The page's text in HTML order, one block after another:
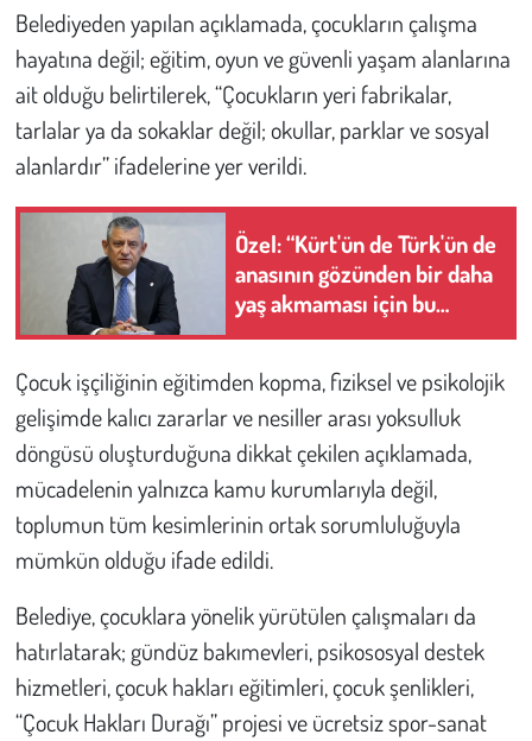
Belediyeden yapılan açıklamada, çocukların çalışma
hayatına değil; eğitim, oyun ve güvenli yaşam alanlarına
ait olduğu belirtilerek, “Çocukların yeri fabrikalar,
tarlalar ya da sokaklar değil; okullar, parklar ve sosyal
alanlardır” ifadelerine yer verildi.
Özel: “Kürt'ün de Türk'ün de
anasının gözünden bir daha
yaş akmaması için bu
sürecin arkasındayız”
Çocuk işçiliğinin eğitimden kopma, fiziksel ve psikolojik
gelişimde kalıcı zararlar ve nesiller arası yoksulluk
döngüsü oluşturduğuna dikkat çekilen açıklamada,
mücadelenin yalnızca kamu kurumlarıyla değil,
toplumun tüm kesimlerinin ortak sorumluluğuyla
mümkün olduğu ifade edildi.
Belediye, çocuklara yönelik yürütülen çalışmaları da
hatırlatarak; gündüz bakımevleri, psikososyal destek
hizmetleri, çocuk hakları eğitimleri, çocuk şenlikleri,
“Çocuk Hakları Durağı” projesi ve ücretsiz spor-sanat
Galeri
Günün İçinden
Vefat İlanları
Hukuk
Tarım
Son Dakika
Eğlence